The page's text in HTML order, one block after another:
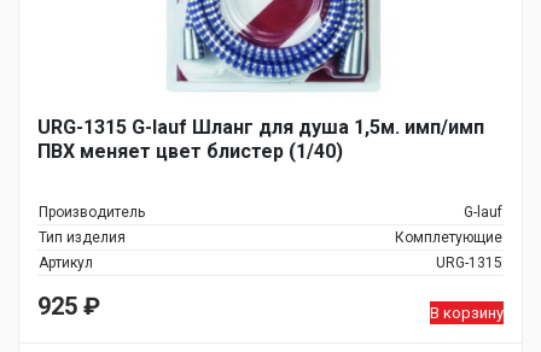
URG-1315 G-lauf Шланг для душа 1,5м. имп/имп
ПВХ меняет цвет блистер (1/40)
Производитель
G-lauf
Тип изделия
Комплетующие
Артикул
URG-1315
925 ₽ В корзину